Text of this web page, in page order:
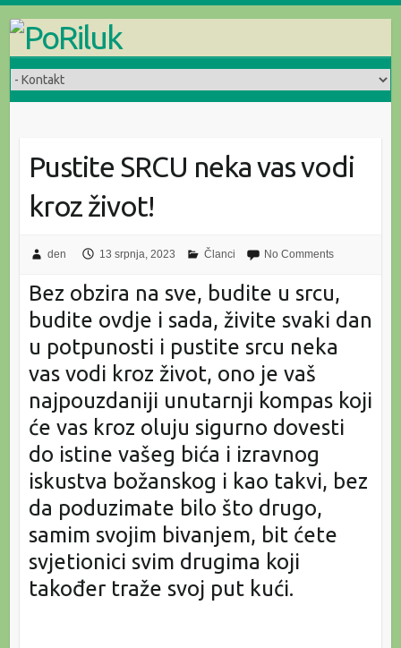
content
Pustite SRCU neka vas vodi
kroz život!
den 13 srpnja, 2023 Članci No Comments
Bez obzira na sve, budite u srcu,
budite ovdje i sada, živite svaki dan
u potpunosti i pustite srcu neka
vas vodi kroz život, ono je vaš
najpouzdaniji unutarnji kompas koji
će vas kroz oluju sigurno dovesti
do istine vašeg bića i izravnog
iskustva božanskog i kao takvi, bez
da poduzimate bilo što drugo,
samim svojim bivanjem, bit ćete
svjetionici svim drugima koji
također traže svoj put kući.